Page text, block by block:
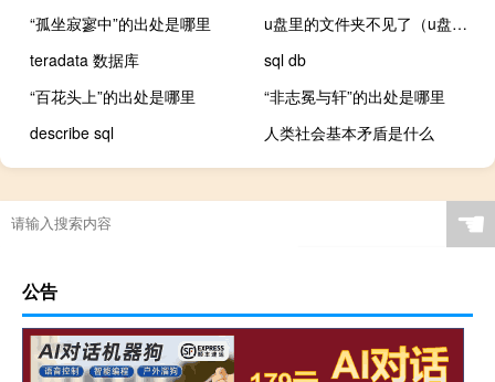
“孤坐寂寥中”的出处是哪里
u盘里的文件夹不见了（u盘里的文件夹不见了）
teradata 数据库
sql db
“百花头上”的出处是哪里
“非志冕与轩”的出处是哪里
describe sql
人类社会基本矛盾是什么
☚
公告